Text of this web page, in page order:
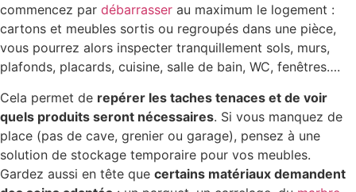
commencez par débarrasser au maximum le logement :
cartons et meubles sortis ou regroupés dans une pièce,
vous pourrez alors inspecter tranquillement sols, murs,
plafonds, placards, cuisine, salle de bain, WC, fenêtres….
Cela permet de repérer les taches tenaces et de voir
quels produits seront nécessaires. Si vous manquez de
place (pas de cave, grenier ou garage), pensez à une
solution de stockage temporaire pour vos meubles.
Gardez aussi en tête que certains matériaux demandent